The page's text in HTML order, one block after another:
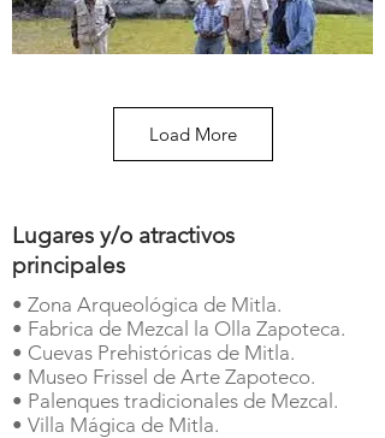
Load More
Lugares y/o atractivos
principales
• Zona Arqueológica de Mitla.
• Fabrica de Mezcal la Olla Zapoteca.
• Cuevas Prehistóricas de Mitla.
• Museo Frissel de Arte Zapoteco.
• Palenques tradicionales de Mezcal.
• Villa Mágica de Mitla.